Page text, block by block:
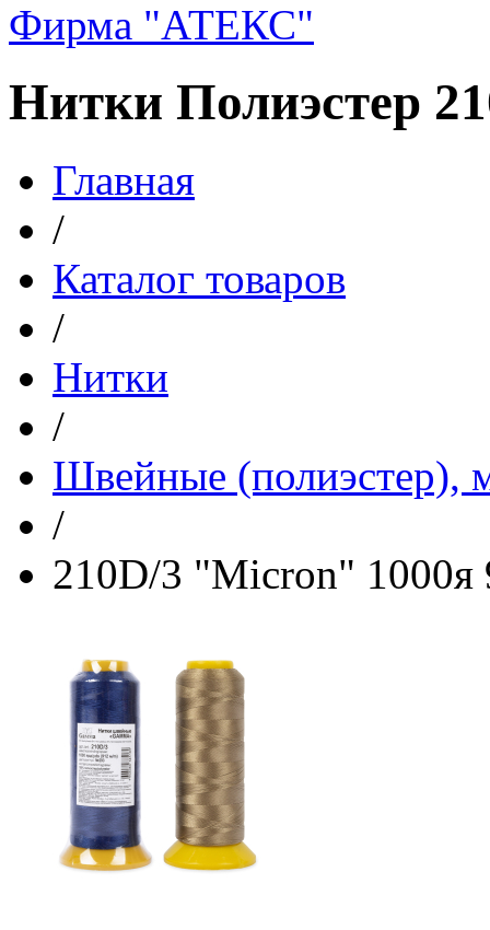
Фирма "АТЕКС"
Нитки Полиэстер
Главная
/
Каталог товаров
/
Нитки
/
Швейные (полиэстер),
/
210D/3 "Micron" 1000я